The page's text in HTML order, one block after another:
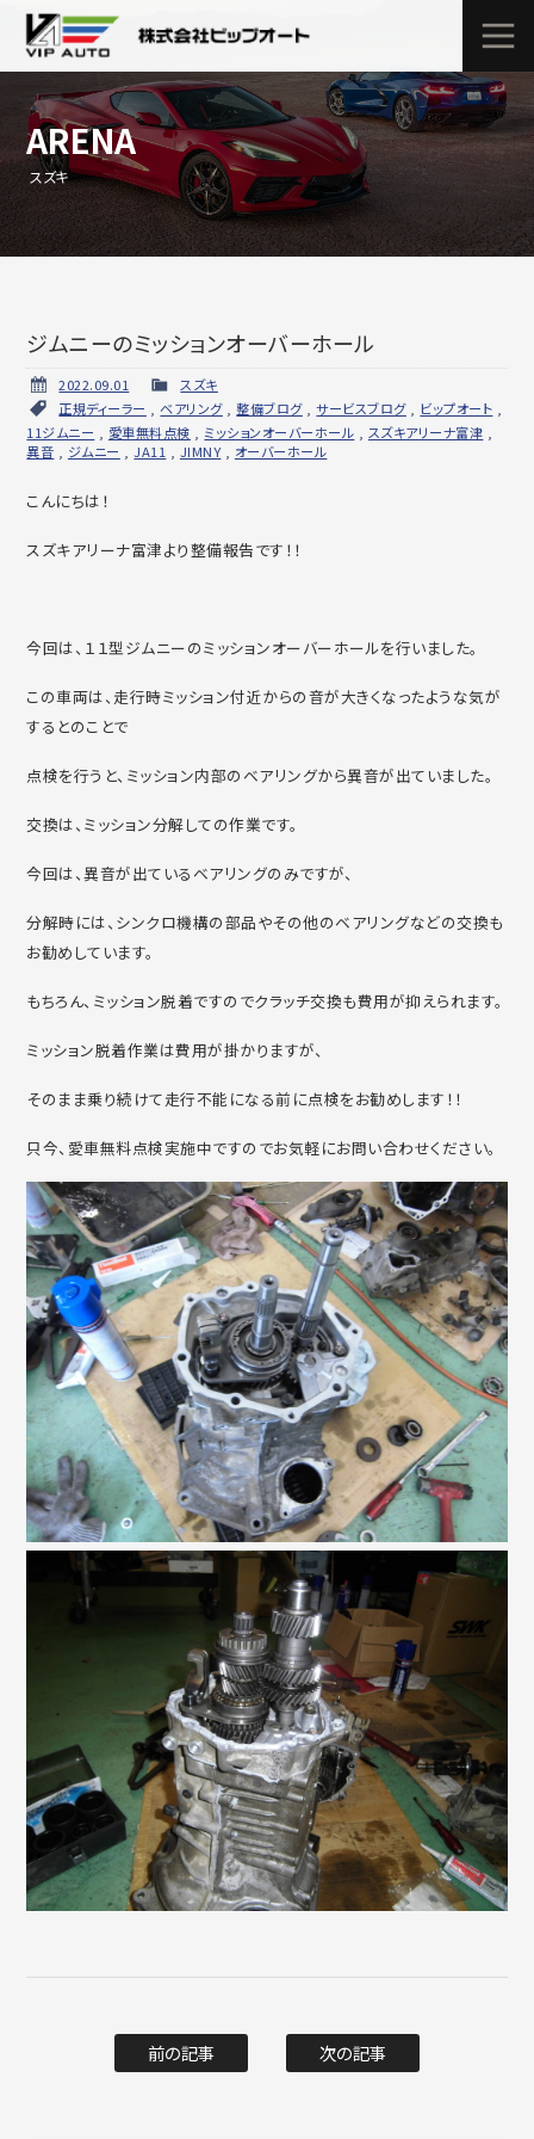
ARENA
スズキ
ジムニーのミッションオーバーホール
2022.09.01
スズキ
正規ディーラー
ベアリング,整備ブログ,サービスブログ, ビップオート
11ジムニー
愛車無料点検 ミッションオーバーホール スズキアリーナ富津
異音
ジムニー ,JA11 JIMNY, オーバーホール
こんにちは！
スズキアリーナ富津より整備報告です！！
今回は、１１型ジムニーのミッションオーバーホールを行いました。
この車両は、走行時ミッション付近からの音が大きくなったような気が
するとのことで
点検を行うと、ミッション内部のベアリングから異音が出ていました。
交換は、ミッション分解しての作業です。
今回は、異音が出ているベアリングのみですが、
分解時には、シンクロ機構の部品やその他のベアリングなどの交換も
お勧めしています。
もちろん、ミッション脱着ですのでクラッチ交換も費用が抑えられます。
ミッション脱着作業は費用が掛かりますが、
そのまま乗り続けて走行不能になる前に点検をお勧めします！！
只今、愛車無料点検実施中ですのでお気軽にお問い合わせください。
前の記事 次の記事